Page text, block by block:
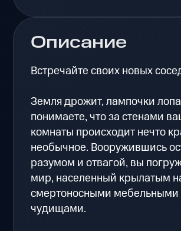
Описание
Встречайте своих новых
Земля дрожит, лампочки
понимаете, что за стенами
комнаты происходит нечто
необычное. Вооружившись
разумом и отвагой, вы
мир, населенный крылатым
смертоносными мебельными
чудищами.